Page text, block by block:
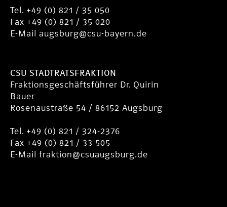
Tel. +49 (0) 821 / 35 050
Fax +49 (0) 821 / 35 020
E-Mail augsburg@csu-bayern.de
CSU STADTRATSFRAKTION
Fraktionsgeschäftsführer Dr. Quirin
Bauer
Rosenaustraße 54 / 86152 Augsburg
Tel. +49 (0) 821 / 324-2376
Fax +49 (0) 821 / 33 505
E-Mail fraktion@csuaugsburg.de